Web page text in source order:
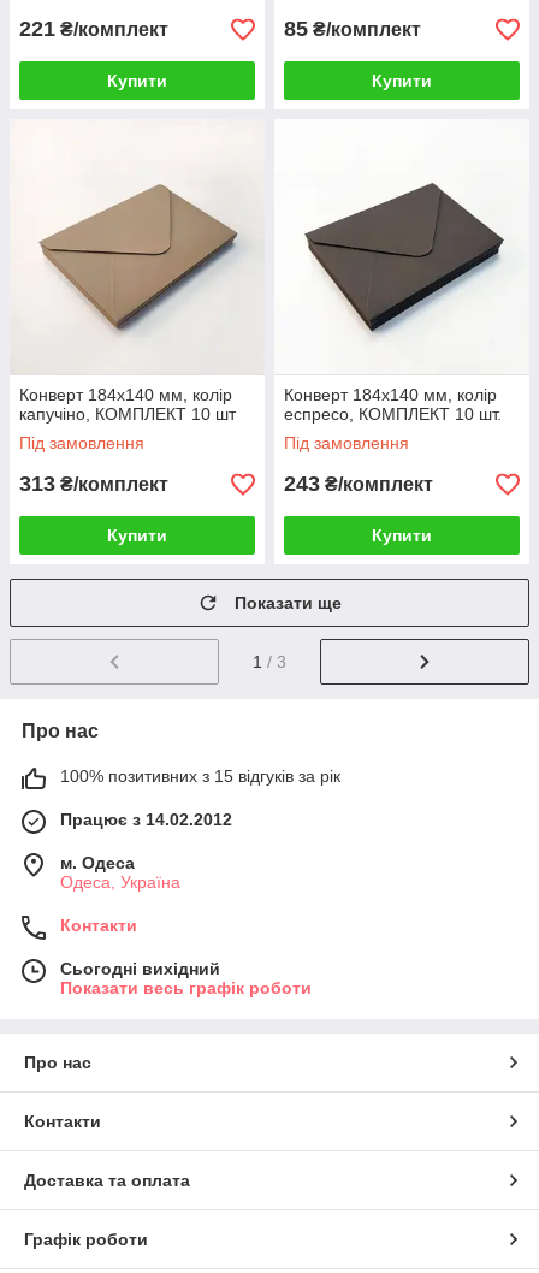
221 ₴/комплект
Купити
85 ₴/комплект
Купити
Конверт 184x140 мм, колір
капучіно, КОМПЛЕКТ 10 шт
Під замовлення
313 ₴/комплект
Купити
Конверт 184x140 мм, колір
еспресо, КОМПЛЕКТ 10 шт.
Під замовлення
243 ₴/комплект
Купити
Показати ще
1 / 3
Про нас
100% позитивних з 15 відгуків за рік
Працює з 14.02.2012
м. Одеса
Одеса, Україна
Контакти
Сьогодні вихідний
Показати весь графік роботи
Про нас
Контакти
Доставка та оплата
Графік роботи